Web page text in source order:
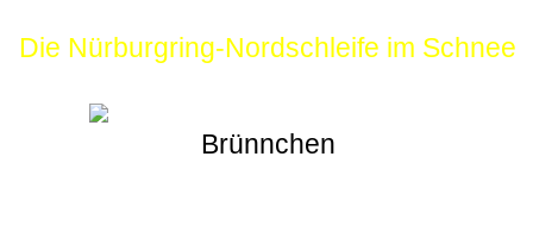
Die Nürburgring-Nordschleife im Schnee
Brünnchen